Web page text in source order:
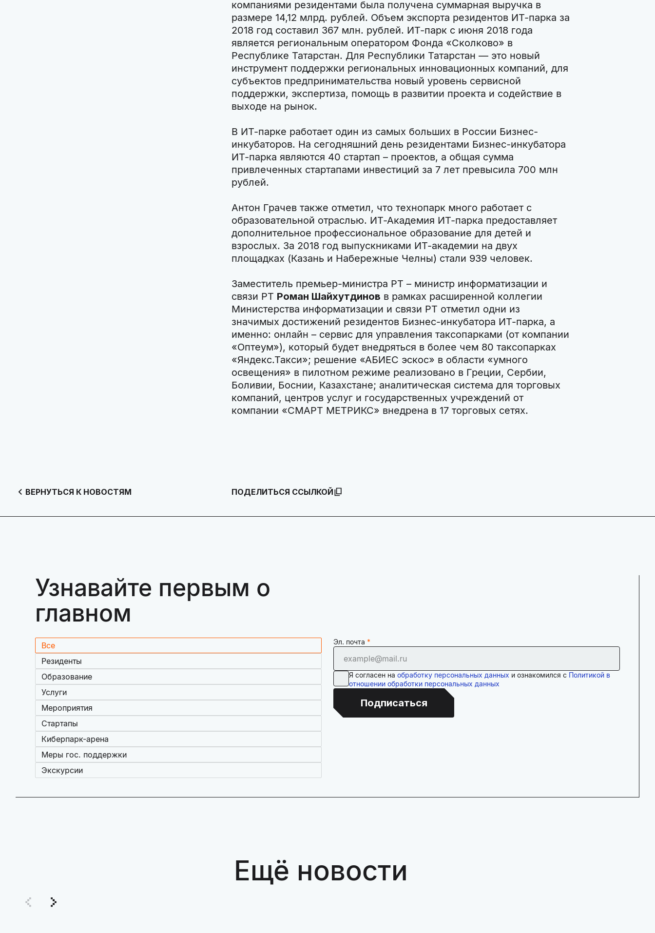
компаниями резидентами была получена суммарная выручка в
размере 14,12 млрд. рублей. Объем экспорта резидентов ИТ-парка за
2018 год составил 367 млн. рублей. ИТ-парк с июня 2018 года
является региональным оператором Фонда «Сколково» в
Республике Татарстан. Для Республики Татарстан — это новый
инструмент поддержки региональных инновационных компаний, для
субъектов предпринимательства новый уровень сервисной
поддержки, экспертиза, помощь в развитии проекта и содействие в
выходе на рынок.
В ИТ-парке работает один из самых больших в России Бизнес-
инкубаторов. На сегодняшний день резидентами Бизнес-инкубатора
ИТ-парка являются 40 стартап – проектов, а общая сумма
привлеченных стартапами инвестиций за 7 лет превысила 700 млн
рублей.
Антон Грачев также отметил, что технопарк много работает с
образовательной отраслью. ИТ-Академия ИТ-парка предоставляет
дополнительное профессиональное образование для детей и
взрослых. За 2018 год выпускниками ИТ-академии на двух
площадках (Казань и Набережные Челны) стали 939 человек.
Заместитель премьер-министра РТ – министр информатизации и
связи РТ Роман Шайхутдинов в рамках расширенной коллегии
Министерства информатизации и связи РТ отметил одни из
значимых достижений резидентов Бизнес-инкубатора ИТ-парка, а
именно: онлайн – сервис для управления таксопарками (от компании
«Оптеум»), который будет внедряться в более чем 80 таксопарках
«Яндекс.Такси»; решение «АБИЕС эскос» в области «умного
освещения» в пилотном режиме реализовано в Греции, Сербии,
Боливии, Боснии, Казахстане; аналитическая система для торговых
компаний, центров услуг и государственных учреждений от
компании «СМАРТ МЕТРИКС» внедрена в 17 торговых сетях.
ВЕРНУТЬСЯ К НОВОСТЯМ ПОДЕЛИТЬСЯ ССЫЛКОЙ
Узнавайте первым о
главном
Все
Резиденты
Образование
Услуги
Мероприятия
Стартапы
Киберпарк-арена
Меры гос. поддержки
Экскурсии
Эл. почта
Я согласен на обработку персональных данных и ознакомился с Политикой в
отношении обработки персональных данных
Подписаться
Ещё новости